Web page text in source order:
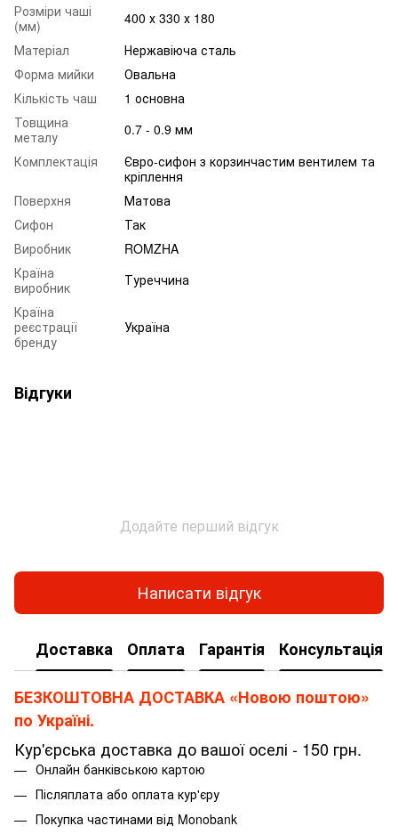
Розміри чаші
(мм)
400 х 330 х 180
Матеріал
Нержавіюча сталь
Форма мийки
Овальна
Кількість чаш
1 основна
Товщина
металу
0.7 - 0.9 мм
Комплектація
Євро-сифон з корзинчастим вентилем та
кріплення
Поверхня
Матова
Сифон
Так
Виробник
ROMZHA
Країна
виробник
Туреччина
Країна
реєстрації
бренду
Україна
Відгуки
Додайте перший відгук
Написати відгук
Доставка Оплата Гарантія Консультація
БЕЗКОШТОВНА ДОСТАВКА «Новою поштою»
по Україні.
Кур'єрська доставка до вашої оселі - 150 грн.
Онлайн банківською картою
Післяплата або оплата кур'єру
Покупка частинами від Monobank